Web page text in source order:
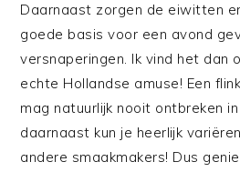
Daarnaast zorgen de eiwitten
goede basis voor een avond
versnaperingen. Ik vind het dan
echte Hollandse amuse! Een
mag natuurlijk nooit ontbreken
daarnaast kun je heerlijk
andere smaakmakers! Dus